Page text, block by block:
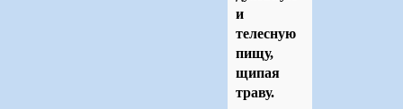
и
телесную
пищу,
щипая
траву.